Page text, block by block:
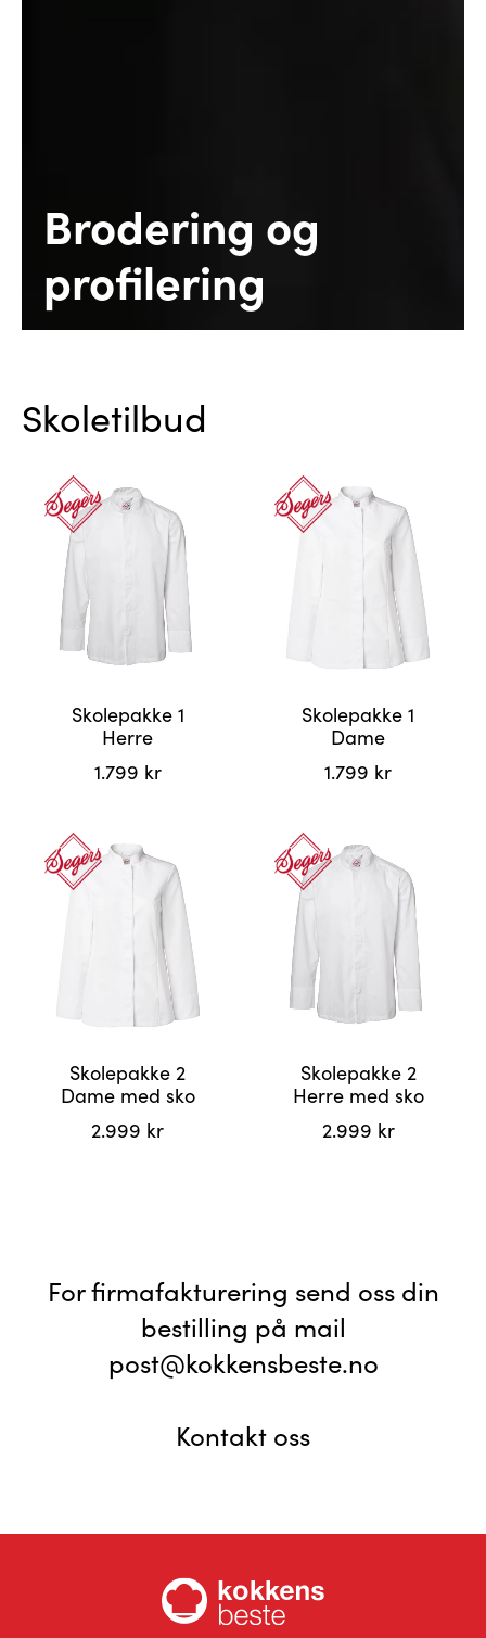
Brodering og
profilering
Skoletilbud
Skolepakke 1
Herre
1.799 kr
Skolepakke 1
Dame
1.799 kr
Skolepakke 2
Dame med sko
2.999 kr
Skolepakke 2
Herre med sko
2.999 kr
For firmafakturering send oss din
bestilling på mail
post@kokkensbeste.no
Kontakt oss